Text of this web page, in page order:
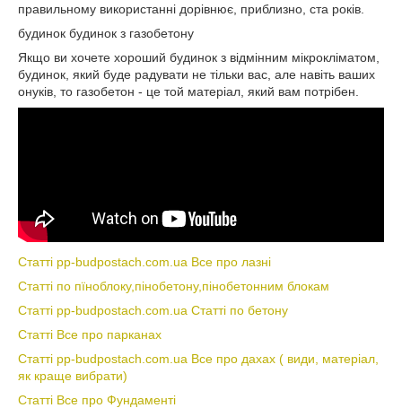
правильному використанні дорівнює, приблизно, ста років.
будинок будинок з газобетону
Якщо ви хочете хороший будинок з відмінним мікрокліматом,
будинок, який буде радувати не тільки вас, але навіть ваших
онуків, то газобетон - це той матеріал, який вам потрібен.
Статті pp-budpostach.com.ua Все про лазні
Статті по пїноблоку,пінобетону,пінобетонним блокам
Статті pp-budpostach.com.ua Статті по бетону
Статті Все про парканах
Статті pp-budpostach.com.ua Все про дахах ( види, матеріал,
як краще вибрати)
Статті Все про Фундаменті